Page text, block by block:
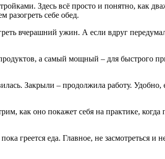
Здесь всё просто и понятно, как
себе обед.
вчерашний ужин. А если вдруг
а самый мощный – для быстрого
Закрыли – продолжила работу. Удобно,
как оно покажет себя на практике, когда
греется еда. Главное, не засмотреться и